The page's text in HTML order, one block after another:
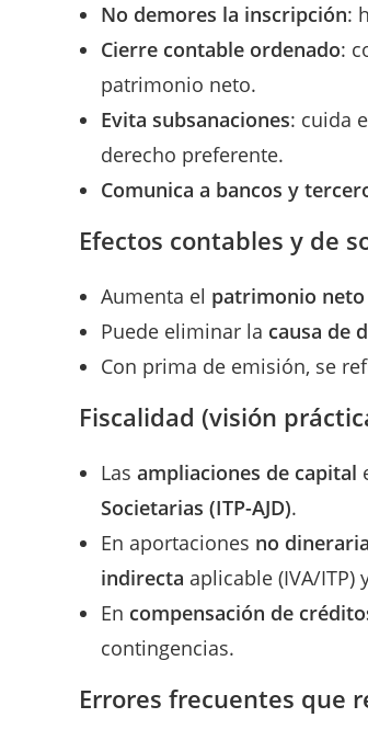
No demores la inscripción:
Cierre contable ordenado:
patrimonio neto.
Evita subsanaciones: cuida
derecho preferente.
Comunica a bancos y
Efectos contables y de
Aumenta el patrimonio neto
Puede eliminar la causa de
Con prima de emisión, se
Fiscalidad (visión
Las ampliaciones de capital
Societarias (ITP-AJD).
En aportaciones no
indirecta aplicable (IVA/
En compensación de
contingencias.
Errores frecuentes que